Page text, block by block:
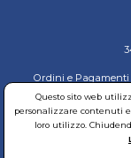
Ordini e Pagamenti
Privacy
© RF Elettrica Srl -
Partita Iva:
Sede
Questo sito web
personalizzare contenuti
loro utilizzo.